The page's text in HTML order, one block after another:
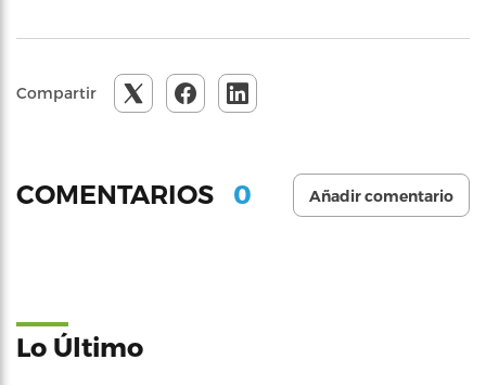
Compartir
COMENTARIOS 0 Añadir comentario
Lo Último